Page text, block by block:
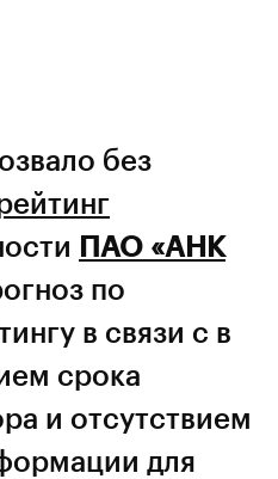
без
ПАО «АНК
по
в связи с в
срока
и отсутствием
для